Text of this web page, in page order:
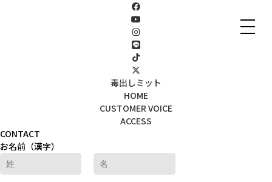
毒出しミット
HOME
CUSTOMER VOICE
ACCESS
CONTACT
お名前（漢字）